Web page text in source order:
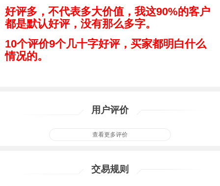
好评多，不代表多大价值，我这90%的客户
都是默认好评，没有那么多字。
10个评价9个几十字好评，买家都明白什么
情况的。
用户评价
查看更多评价
交易规则